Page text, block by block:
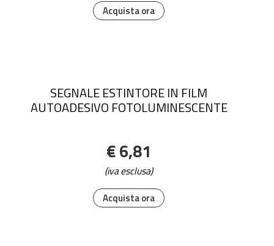
Acquista ora
Acquista ora
SEGNALE ESTINTORE IN FILM
AUTOADESIVO FOTOLUMINESCENTE
€ 6,81
(iva esclusa)